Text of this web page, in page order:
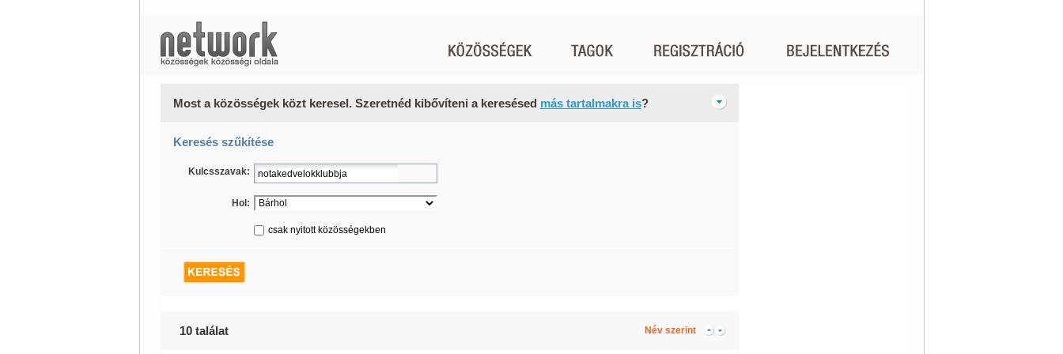
Most a közösségek közt keresel. Szeretnéd kibővíteni a keresésed más tartalmakra is?
Keresés szűkítése
Kulcsszavak:
Hol:
csak nyitott közösségekben
10 találat Név szerint